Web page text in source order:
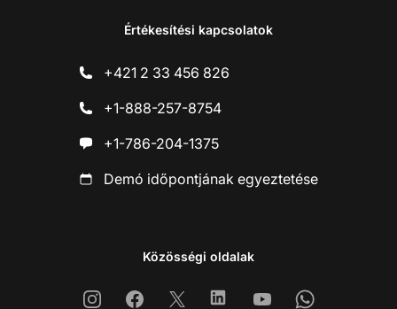
Értékesítési kapcsolatok
+421 2 33 456 826
+1-888-257-8754
+1-786-204-1375
Demó időpontjának egyeztetése
Közösségi oldalak
InstagramFacebook
X LinkedinYoutubeWhatsapp